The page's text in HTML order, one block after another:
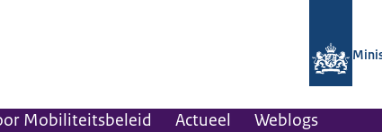
Mobiliteitsbeleid Actueel Weblogs